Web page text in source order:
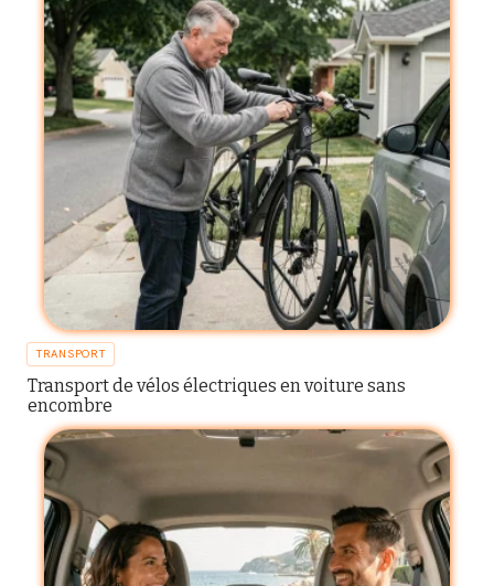
TRANSPORT
Transport de vélos électriques en voiture sans
encombre